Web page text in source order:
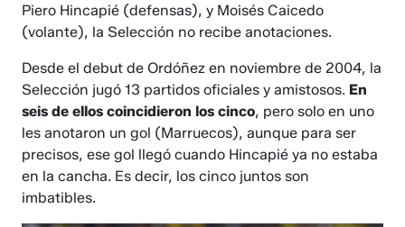
Piero Hincapié (defensas), y Moisés Caicedo
(volante), la Selección no recibe anotaciones.
Desde el debut de Ordóñez en noviembre de 2004, la
Selección jugó 13 partidos oficiales y amistosos. En
seis de ellos coincidieron los cinco, pero solo en uno
les anotaron un gol (Marruecos), aunque para ser
precisos, ese gol llegó cuando Hincapié ya no estaba
en la cancha. Es decir, los cinco juntos son
imbatibles.